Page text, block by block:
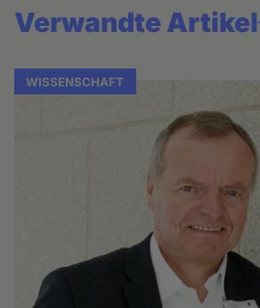
Verwandte Artikel
WISSENSCHAFT